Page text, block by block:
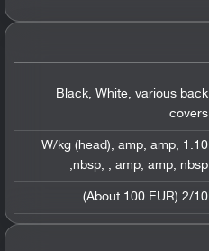
Black, White, various back
covers
1.10 W/kg (head)
, amp, amp,
nbsp, , amp, amp, nbsp
,
2/10 (About 100 EUR)